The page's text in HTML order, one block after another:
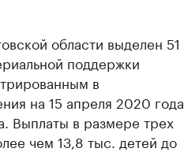
области выделен 51
поддержки
в
на 15 апреля 2020 года,
Выплаты в размере трех
чем 13,8 тыс. детей до